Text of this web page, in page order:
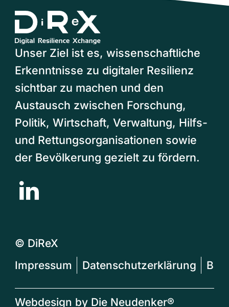
Unser Ziel ist es, wissenschaftliche
Erkenntnisse zu digitaler Resilienz
sichtbar zu machen und den
Austausch zwischen Forschung,
Politik, Wirtschaft, Verwaltung, Hilfs-
und Rettungsorganisationen sowie
der Bevölkerung gezielt zu fördern.
© DiReX
Impressum
Datenschutzerklärung
Webdesign by Die Neudenker®